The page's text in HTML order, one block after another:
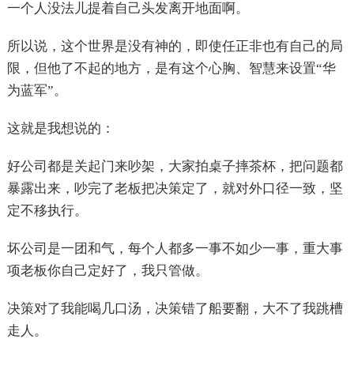
一个人没法儿提着自己头发离开地面啊。
所以说，这个世界是没有神的，即使任正非也有自己的局
限，但他了不起的地方，是有这个心胸、智慧来设置“华
为蓝军”。
这就是我想说的：
好公司都是关起门来吵架，大家拍桌子摔茶杯，把问题都
暴露出来，吵完了老板把决策定了，就对外口径一致，坚
定不移执行。
坏公司是一团和气，每个人都多一事不如少一事，重大事
项老板你自己定好了，我只管做。
决策对了我能喝几口汤，决策错了船要翻，大不了我跳槽
走人。